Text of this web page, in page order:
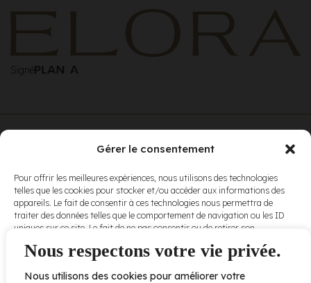
Nous respectons votre vie privée.
Nous utilisons des cookies pour améliorer votre
Gérer le consentement
Pour offrir les meilleures expériences, nous utilisons des technologies
telles que les cookies pour stocker et/ou accéder aux informations des
appareils. Le fait de consentir à ces technologies nous permettra de
traiter des données telles que le comportement de navigation ou les ID
uniques sur ce site. Le fait de ne pas consentir ou de retirer son
et fonctions.
Signé
conditions
d’utilisationet
nospolitiques
de
confidentialité .
2005 av. de Bois-de-Boulogne, Laval QC H7N 0J7